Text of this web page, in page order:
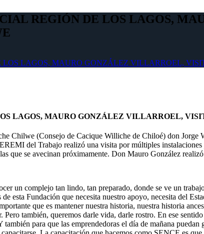
REGIÓN DE LOS LAGOS,
LOS LAGOS, MAURO GONZÁLEZ VILLARROEL,
LAGOS, MAURO GONZÁLEZ VILLARROEL,
Chilwe (Consejo de Cacique Williche de Chiloé) don
del Trabajo realizó una visita por múltiples
que se avecinan próximamente. Don Mauro González
un complejo tan lindo, tan preparado, donde se ve un
esta Fundación que necesita nuestro apoyo, necesita del
que es mantener nuestra historia, nuestra historia
también, queremos darle vida, darle rostro. En ese
para que las emprendedoras el día de mañana